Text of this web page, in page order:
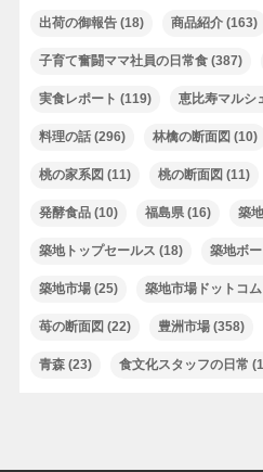
出荷の御報告(18) 商品紹介(163)
子育て奮闘ママ社員の日常食(387)
実食レポート (119) 恵比寿マルシ
料理の話(296) 林檎の断面図 (10)
桃の家系図 (11) 桃の断面図 (11)
発酵食品(10) 福島県(16) 築
築地トップセールス (18) 築地ボ
築地市場(25) 築地市場ドットコム
苺の断面図 (22) 豊洲市場(358)
青森(23) 食文化スタッフの日常